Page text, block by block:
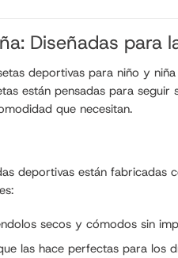
Diseñadas para
deportivas para niño y
están pensadas para
que necesitan.
deportivas están
secos y cómodos sin
las hace perfectas para los